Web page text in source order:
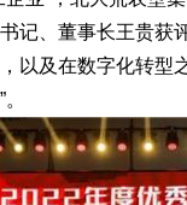
记、董事长王贵获
以及在数字化转型